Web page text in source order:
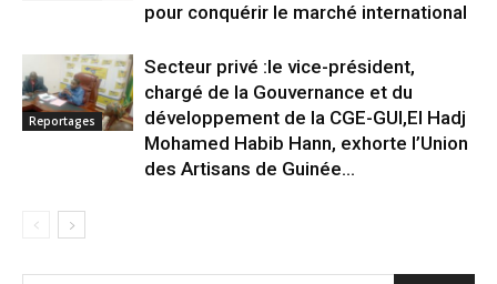
pour conquérir le marché international
Reportages
Secteur privé :le vice-président,
chargé de la Gouvernance et du
développement de la CGE-GUI,El Hadj
Mohamed Habib Hann, exhorte l’Union
des Artisans de Guinée...